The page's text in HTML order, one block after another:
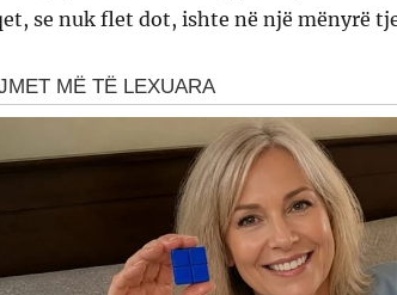
se nuk flet dot, ishte në një mënyrë